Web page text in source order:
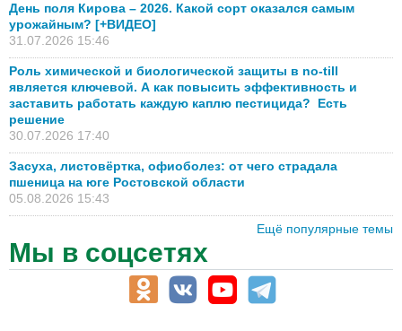
День поля Кирова – 2026. Какой сорт оказался самым
урожайным? [+ВИДЕО]
31.07.2026 15:46
Роль химической и биологической защиты в no-till
является ключевой. А как повысить эффективность и
заставить работать каждую каплю пестицида? Есть
решение
30.07.2026 17:40
Засуха, листовёртка, офиоболез: от чего страдала
пшеница на юге Ростовской области
05.08.2026 15:43
Ещё популярные темы
Мы в соцсетях